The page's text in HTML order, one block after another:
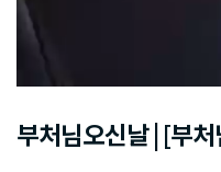
부처님오신날 | [부